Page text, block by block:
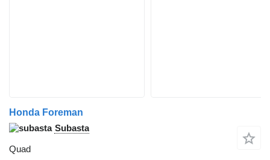
Honda Foreman
Subasta
Quad